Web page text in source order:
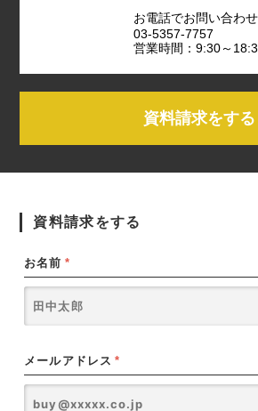
お電話でお問い合わせ
03-5357-7757
営業時間：9:30～
資料請求をする
資料請求をする
お名前 *
メールアドレス *